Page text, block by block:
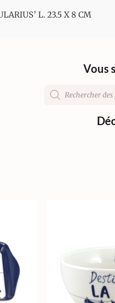
L. 23.5 X 8 CM
Vous